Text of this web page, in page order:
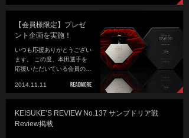
【会員様限定】プレゼ
ント企画を実施！
いつも応援ありがとうござい
ます。 この度、本田選手を
応援いただいている会員の…
2014.11.11
KEISUKE’S REVIEW No.137 サンプドリア戦
Review掲載